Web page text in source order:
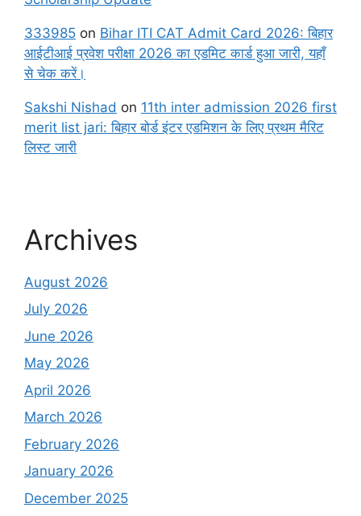
333985 on Bihar ITI CAT Admit Card 2026: बिहार
आईटीआई प्रवेश परीक्षा 2026 का एडमिट कार्ड हुआ जारी, यहाँ
से चेक करें।
Sakshi Nishad on 11th inter admission 2026 first
merit list jari: बिहार बोर्ड इंटर एडमिशन के लिए प्रथम मैरिट
लिस्ट जारी
Archives
August 2026
July 2026
June 2026
May 2026
April 2026
March 2026
February 2026
January 2026
December 2025